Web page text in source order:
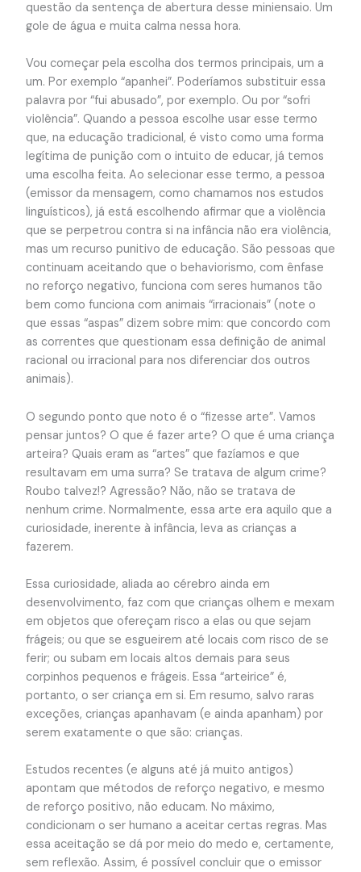
questão da sentença de abertura desse miniensaio. Um
gole de água e muita calma nessa hora.
Vou começar pela escolha dos termos principais, um a
um. Por exemplo “apanhei”. Poderíamos substituir essa
palavra por “fui abusado”, por exemplo. Ou por “sofri
violência”. Quando a pessoa escolhe usar esse termo
que, na educação tradicional, é visto como uma forma
legítima de punição com o intuito de educar, já temos
uma escolha feita. Ao selecionar esse termo, a pessoa
(emissor da mensagem, como chamamos nos estudos
linguísticos), já está escolhendo afirmar que a violência
que se perpetrou contra si na infância não era violência,
mas um recurso punitivo de educação. São pessoas que
continuam aceitando que o behaviorismo, com ênfase
no reforço negativo, funciona com seres humanos tão
bem como funciona com animais “irracionais” (note o
que essas “aspas” dizem sobre mim: que concordo com
as correntes que questionam essa definição de animal
racional ou irracional para nos diferenciar dos outros
animais).
O segundo ponto que noto é o “fizesse arte”. Vamos
pensar juntos? O que é fazer arte? O que é uma criança
arteira? Quais eram as “artes” que fazíamos e que
resultavam em uma surra? Se tratava de algum crime?
Roubo talvez!? Agressão? Não, não se tratava de
nenhum crime. Normalmente, essa arte era aquilo que a
curiosidade, inerente à infância, leva as crianças a
fazerem.
Essa curiosidade, aliada ao cérebro ainda em
desenvolvimento, faz com que crianças olhem e mexam
em objetos que ofereçam risco a elas ou que sejam
frágeis; ou que se esgueirem até locais com risco de se
ferir; ou subam em locais altos demais para seus
corpinhos pequenos e frágeis. Essa “arteirice” é,
portanto, o ser criança em si. Em resumo, salvo raras
exceções, crianças apanhavam (e ainda apanham) por
serem exatamente o que são: crianças.
Estudos recentes (e alguns até já muito antigos)
apontam que métodos de reforço negativo, e mesmo
de reforço positivo, não educam. No máximo,
condicionam o ser humano a aceitar certas regras. Mas
essa aceitação se dá por meio do medo e, certamente,
sem reflexão. Assim, é possível concluir que o emissor